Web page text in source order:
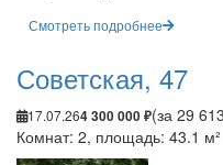
Смотреть подробнее
Советская, 47
17.07.264 300 000 ₽(за 29
Комнат: 2, площадь: 43.1 м²